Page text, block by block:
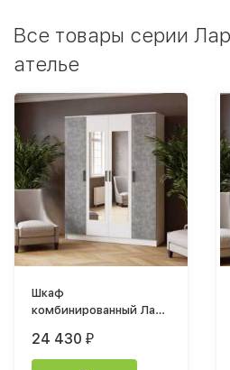
Все товары серии
ателье
Шкаф
комбинированный Ларс
белый/ателье светлое
24 430 ₽